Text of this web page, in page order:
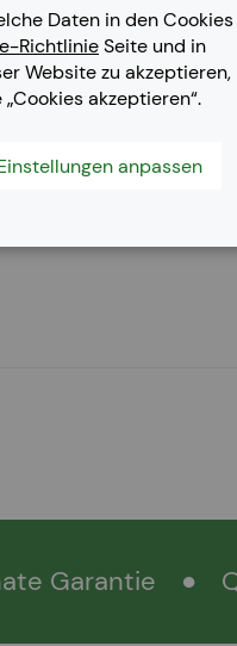
Brother HL-3150 CDN,
Brother MFC-9335
Garantie ●
Daten in den Cookies
RichtlinieSeite und in
Website zu akzeptieren,
akzeptieren“.
anpassen